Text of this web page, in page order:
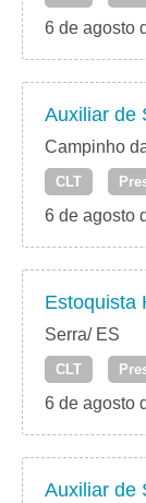
6 de agosto
Auxiliar de
Campinho
CLT
6 de agosto
Estoquista
Serra/ ES
CLT
6 de agosto
Auxiliar de